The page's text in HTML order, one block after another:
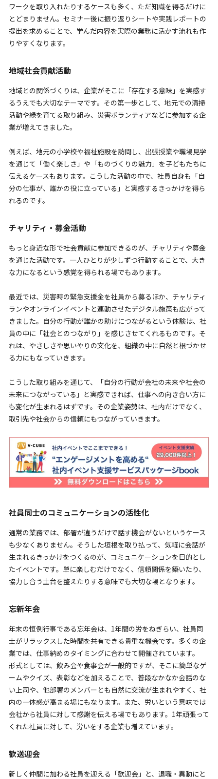
ワークを取り入れたりするケースも多く、ただ知識を得るだけに
とどまりません。セミナー後に振り返りシートや実践レポートの
提出を求めることで、学んだ内容を実際の業務に活かす流れも作
りやすくなります。
地域社会貢献活動
地域との関係づくりは、企業がそこに「存在する意味」を実感す
るうえでも大切なテーマです。その第一歩として、地元での清掃
活動や緑を育てる取り組み、災害ボランティアなどに参加する企
業が増えてきました。
例えば、地元の小学校や福祉施設を訪問し、出張授業や職場見学
を通じて「働く楽しさ」や「ものづくりの魅力」を子どもたちに
伝えるケースもあります。こうした活動の中で、社員自身も「自
分の仕事が、誰かの役に立っている」と実感するきっかけを得ら
れるのです。
チャリティ・募金活動
もっと身近な形で社会貢献に参加できるのが、チャ リティや募金
を通じた活動です。一人ひとりが少しずつ行動することで、大き
な力になるという感覚を得られる場でもあります。
最近では、災害時の緊急支援金を社員から募るほか、チャリティ
ランやオンラインイベントと連動させたデジタル施策も広がって
きました。自分の行動が誰かの助けにつながるという体験は、社
員の中に「社会とのつながり」を感じさせてくれるものです。そ
れは、やさしさや思いやりの文化を、組織の中に自然と根づかせ
る力にもなっていきます。
こうした取り組みを通じて、「自分の行動が会社の未来や社会の
未来につながっている」と実感できれば、仕事への向き合い方に
も変化が生まれるはずです。その企業姿勢は、社内だけでなく、
取引先や社会からの信頼にもつながっていきます。
社員同士のコミュニケーションの活性化
通常の業務では、部署が違うだけで話す機会がないというケース
も少なくありません。そうした垣根を取り払って、気軽に会話が
生まれるきっかけをつくるのが、コミュニケーションを目的とし
たイベントです。単に楽しむだけでなく、信頼関係を築いたり、
協力し合う土台を整えたりする意味でも大切な場となります。
忘新年会
年末の恒例行事である忘年会は、1年間の労をねぎらい、社員同
士がリラックスした時間を共有できる貴重な機会です。多くの企
業では、仕事納めのタイミングに合わせて開催されています。
形式としては、飲み会や食事会が一般的ですが、そこに簡単なゲ
ームやクイズ、表彰などを加えることで、普段なかなか会話のな
い上司や、他部署のメンバーとも自然に交流が生まれやすく、社
内の一体感が高まる場にもなります。また、労いという意味では
会社から社員に対して感謝を伝える場でもあります。1年頑張って
くれた社員に対して、労いをする企業も増えています。
歓送迎会
新しく仲間に加わる社員を迎える「歓迎会」と、退職・異動にと